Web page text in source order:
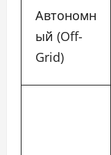
Автономн
ый (Off-
Grid)